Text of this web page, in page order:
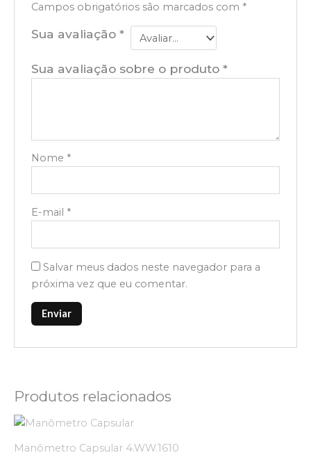
Campos obrigatórios são marcados com *
Sua avaliação*
Sua avaliação sobre o produto*
Nome *
E-mail *
Salvar meus dados neste navegador para a
próxima vez que eu comentar.
Produtos relacionados
Manômetro Capsular 4.WW.1610